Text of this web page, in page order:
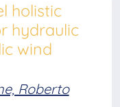
holistic
hydraulic
wind
Roberto